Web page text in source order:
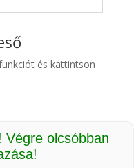
és kattintson
Végre olcsóbban